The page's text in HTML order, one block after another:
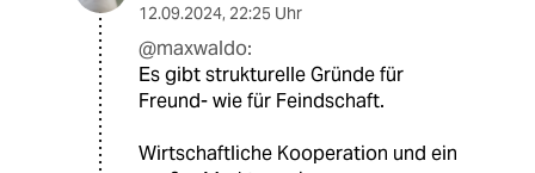
12.09.2024, 22:25 Uhr
@maxwaldo:
Es gibt strukturelle Gründe für
Freund- wie für Feindschaft.
Wirtschaftliche Kooperation und ein